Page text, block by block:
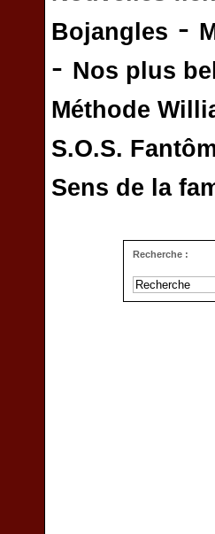
Bojangles -
- Nos plus
Méthode
S.O.S.
Sens de la
Recherche :